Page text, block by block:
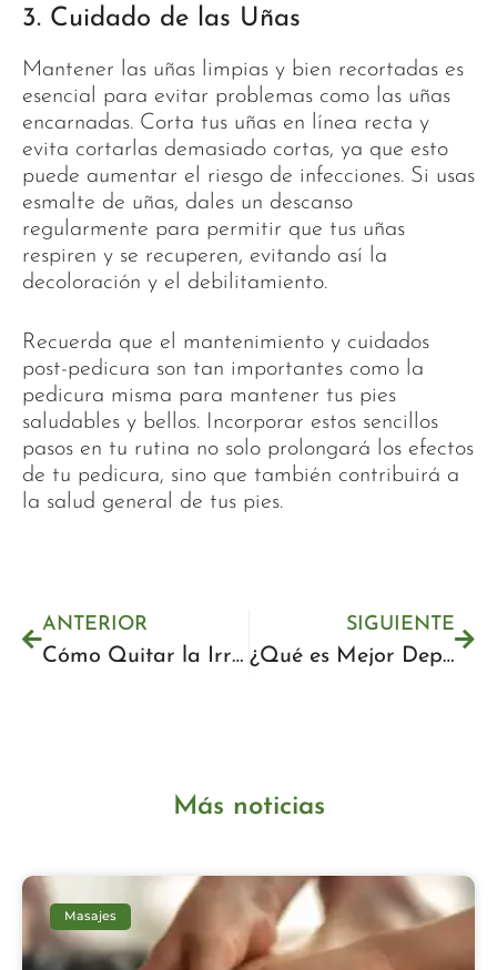
3. Cuidado de las Uñas
Mantener las uñas limpias y bien recortadas es
esencial para evitar problemas como las uñas
encarnadas. Corta tus uñas en línea recta y
evita cortarlas demasiado cortas, ya que esto
puede aumentar el riesgo de infecciones. Si usas
esmalte de uñas, dales un descanso
regularmente para permitir que tus uñas
respiren y se recuperen, evitando así la
decoloración y el debilitamiento.
Recuerda que el mantenimiento y cuidados
post-pedicura son tan importantes como la
pedicura misma para mantener tus pies
saludables y bellos. Incorporar estos sencillos
pasos en tu rutina no solo prolongará los efectos
de tu pedicura, sino que también contribuirá a
la salud general de tus pies.
ANTERIOR
Cómo Quitar la Irritación por Depilación con Cera: Guía Completa
SIGUIENTE
¿Qué es Mejor Depilarse con Cera o Cuchilla? – Comparativa Completa
Más noticias
Masajes